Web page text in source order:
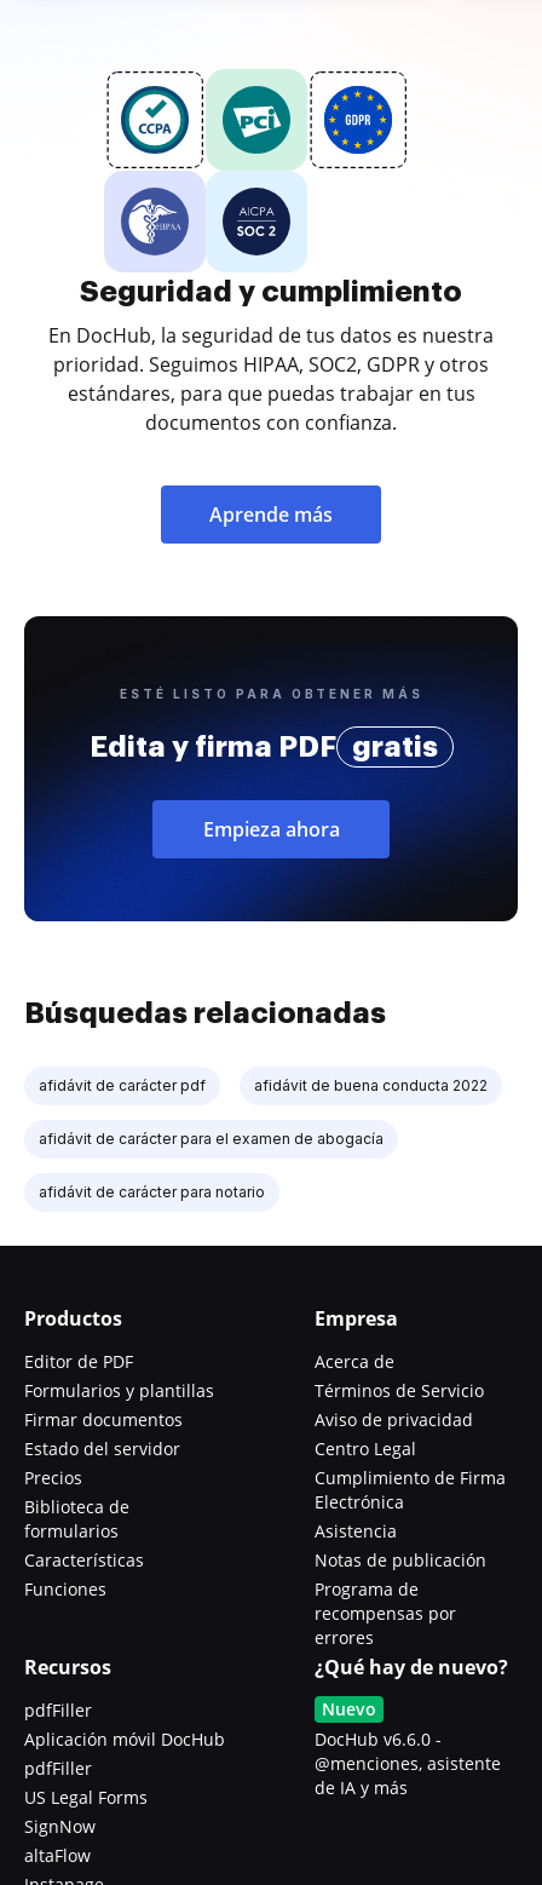
Seguridad y cumplimiento
En DocHub, la seguridad de tus datos es nuestra
prioridad. Seguimos HIPAA, SOC2, GDPR y otros
estándares, para que puedas trabajar en tus
documentos con confianza.
Aprende más
ESTÉ LISTO PARA OBTENER MÁS
Edita y firma PDF gratis
Empieza ahora
Búsquedas relacionadas
afidávit de carácter pdf afidávit de buena conducta 2022
afidávit de carácter para el examen de abogacía
afidávit de carácter para notario
Productos
Editor de PDF
Formularios y plantillas
Firmar documentos
Estado del servidor
Precios
Biblioteca de
formularios
Características
Funciones
Empresa
Acerca de
Términos de Servicio
Aviso de privacidad
Centro Legal
Cumplimiento de Firma
Electrónica
Asistencia
Notas de publicación
Programa de
recompensas por
errores
Recursos
pdfFiller
Aplicación móvil DocHub
pdfFiller
US Legal Forms
SignNow
altaFlow
¿Qué hay de nuevo?
Nuevo
DocHub v6.6.0 -
@menciones, asistente
de IA y más